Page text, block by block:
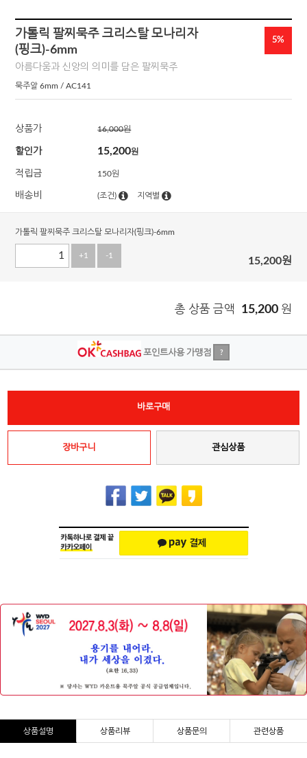
가톨릭 팔찌묵주 크리스탈 모나리자
(핑크)-6mm
아름다움과 신앙의 의미를 담은 팔찌묵주
묵주알 6mm / AC141
5%
상품가 16,000원
할인가 15,200원
적립금 150원
배송비 (조건) 지역별
가톨릭 팔찌묵주 크리스탈 모나리자(핑크)-6mm
+1 -1 15,200원
총 상품 금액 15,200 원
포인트사용 가맹점 ?
바로구매
장바구니 관심상품
상품설명 상품리뷰 상품문의 관련상품